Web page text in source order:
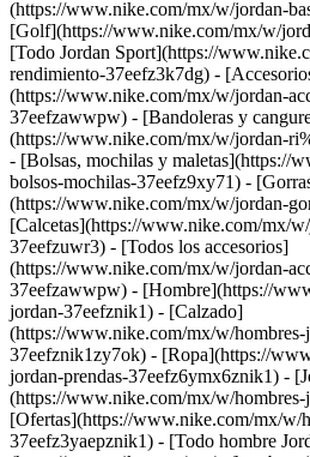
(https://www.nike.com/mx/w/jordan-
[Golf](https://www.nike.com/mx/w/
[Todo Jordan Sport](https://
rendimiento-37eefz3k7dg) -
(https://www.nike.com/mx/w/jordan-
37eefzawwpw) - [Bandoleras y
(https://www.nike.com/mx/w/jordan-
- [Bolsas, mochilas y maletas](https://
bolsos-mochilas-37eefz9xy71) -
(https://www.nike.com/mx/w/jordan-
[Calcetas](https://www.nike.com/mx/
37eefzuwr3) - [Todos los accesorios]
(https://www.nike.com/mx/w/jordan-
37eefzawwpw) - [Hombre](https://
jordan-37eefznik1) - [Calzado]
(https://www.nike.com/mx/w/hombres-
37eefznik1zy7ok) - [Ropa](https://
jordan-prendas-37eefz6ymx6znik1) -
(https://www.nike.com/mx/w/
[Ofertas](https://www.nike.com/mx/w/
37eefz3yaepznik1) - [Todo hombre